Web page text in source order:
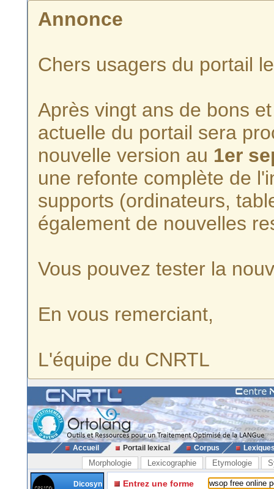
Annonce
Chers usagers du portail
Après vingt ans de bons
actuelle du portail sera
nouvelle version au 1er
une refonte complète de
supports (ordinateurs,
également de nouvelles
Vous pouvez tester la
En vous remerciant,
L'équipe du CNRTL
Accueil Portail lexical Corpus
Morphologie Lexicographie Etymologie
Dicosyn
Entrez une forme